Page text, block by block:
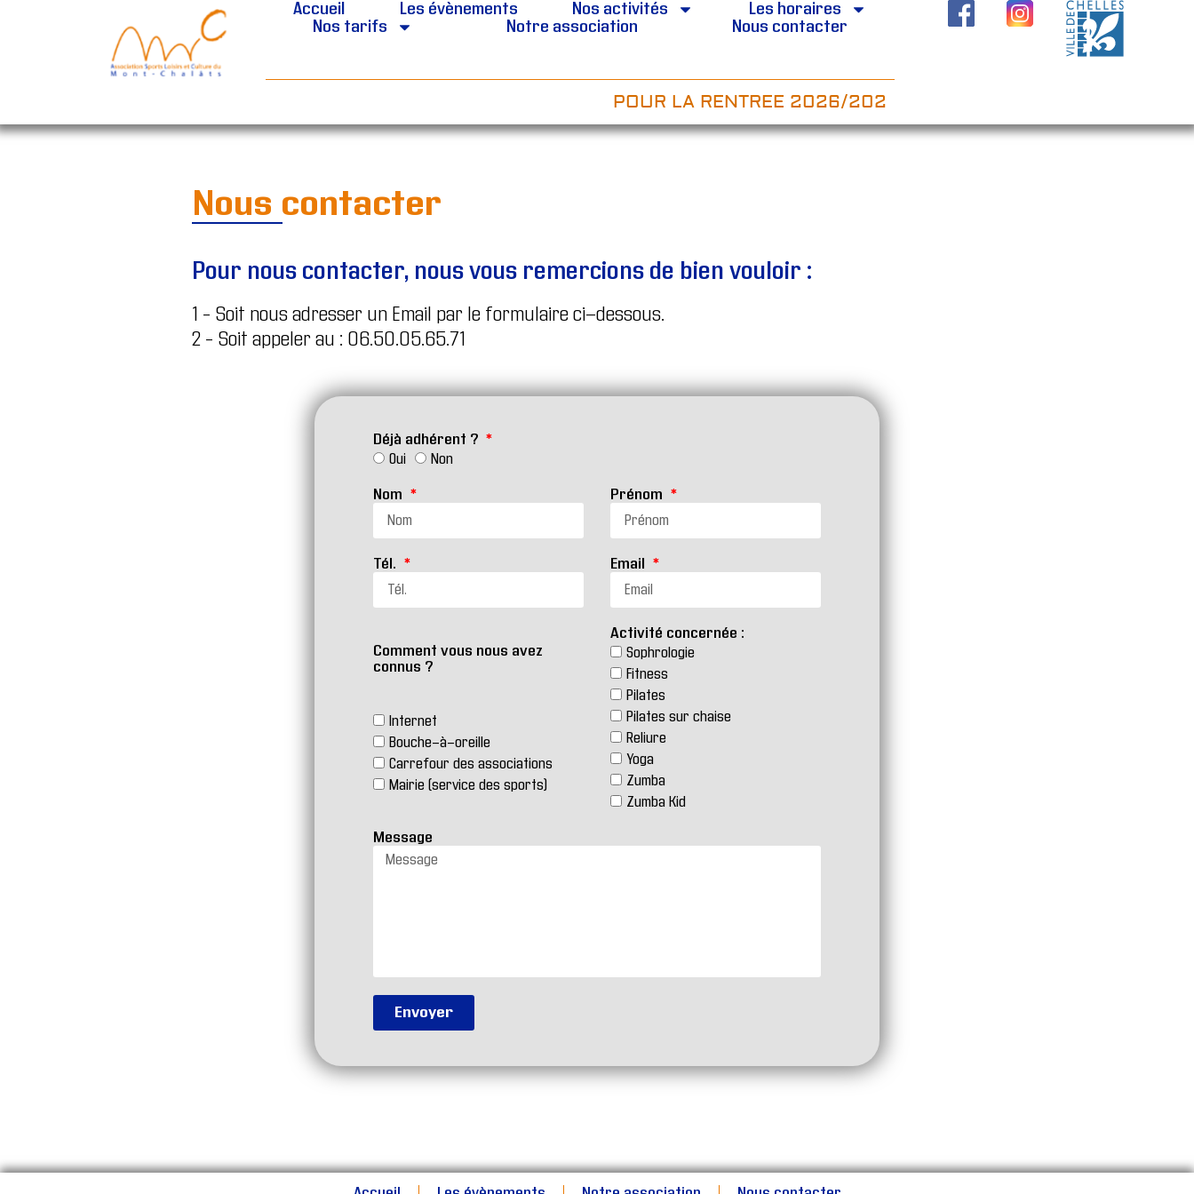
Accueil Les évènements Nos activités
Les horaires
Nos tarifs
Notre association Nous contacter
POUR LA RENTREE 2026/2027 LE PILATES SUR CHAISE ARRIVE…
Nous contacter
Pour nous contacter, nous vous remercions de bien vouloir :
1 – Soit nous adresser un Email par le formulaire ci-dessous.
2 – Soit appeler au : 06.50.05.65.71
Déjà adhérent ?
Oui Non
Nom Prénom
Tél. Email
Comment vous nous avez
connus ?
Internet
Bouche-à-oreille
Carrefour des associations
Mairie (service des sports)
Activité concernée :
Sophrologie
Fitness
Pilates
Pilates sur chaise
Reliure
Yoga
Zumba
Zumba Kid
Message
Envoyer